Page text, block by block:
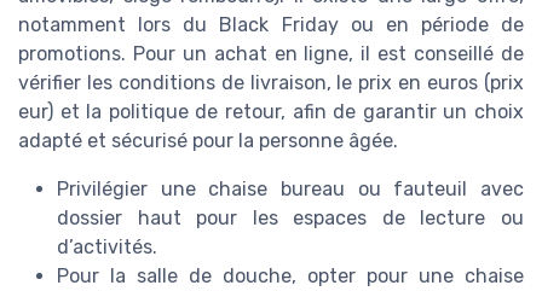
notamment lors du Black Friday ou en période de
promotions. Pour un achat en ligne, il est conseillé de
vérifier les conditions de livraison, le prix en euros (prix
eur) et la politique de retour, afin de garantir un choix
adapté et sécurisé pour la personne âgée.
Privilégier une chaise bureau ou fauteuil avec
dossier haut pour les espaces de lecture ou
d’activités.
Pour la salle de douche, opter pour une chaise